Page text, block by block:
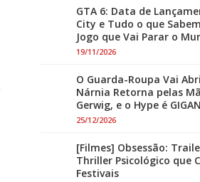
GTA 6: Data de
City e Tudo o que
Jogo que Vai Parar o
19/11/2026
O Guarda-Roupa Vai
Nárnia Retorna pelas
Gerwig, e o Hype é
25/12/2026
[Filmes] Obsessão:
Thriller Psicológico que
Festivais